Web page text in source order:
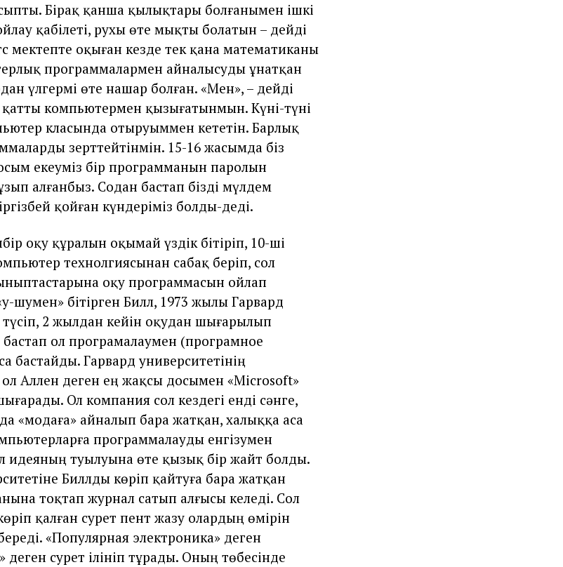
Бірақ қанша қылықтары болғанымен ішкі
қабілеті, рухы өте мықты болатын – дейді
мектепте оқыған кезде тек қана математиканы
программалармен айналысуды ұнатқан
үлгермі өте нашар болған. «Мен», – дейді
компьютермен қызығатынмын. Күні-түні
класында отыруыммен кететін. Барлық
зерттейтінмін. 15-16 жасымда біз
екеуміз бір программанын паролын
алғанбыз. Содан бастап бізді мүлдем
қойған күндеріміз болды-деді.
оқу құралын оқымай үздік бітіріп, 10-ші
технолгиясынан сабақ беріп, сол
оқу программасын ойлап
шумен» бітірген Билл, 1973 жылы Гарвард
түсіп, 2 жылдан кейін оқудан шығарылып
бастап ол програмалаумен (програмное
бастайды. Гарвард университетінің
Аллен деген ең жақсы досымен «Microsoft»
Ол компания сол кездегі енді сәнге,
«модаға» айналып бара жатқан, халыққа аса
программалауды енгізумен
идеяның туылуына өте қызық бір жайт болды.
Биллды көріп қайтуға бара жатқан
тоқтап журнал сатып алғысы келеді. Сол
қалған сурет пент жазу олардың өмірін
«Популярная электроника» деген
сурет ілініп тұрады. Оның төбесінде